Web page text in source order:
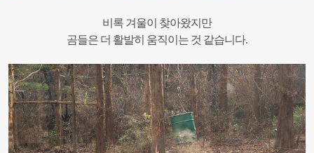
비록 겨울이 찾아왔지만
곰들은 더 활발히 움직이는 것 같습니다.